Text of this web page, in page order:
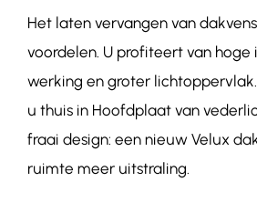
Het laten vervangen van
voordelen. U profiteert van hoge
werking en groter
u thuis in Hoofdplaat van
fraai design: een nieuw Velux
ruimte meer uitstraling.